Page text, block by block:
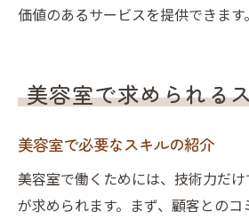
価値のあるサービスを提供できます。
美容室で求められる
美容室で必要なスキルの紹介
美容室で働くためには、技術力だ
が求められます。まず、顧客との